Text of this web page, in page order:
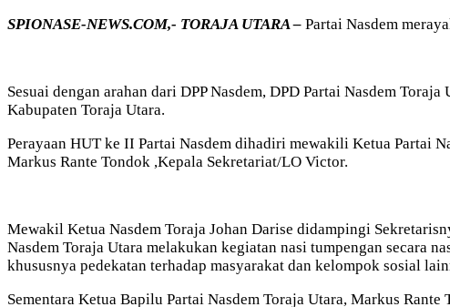
SPIONASE-NEWS.COM,- TORAJA UTARA – Partai Nasdem
Sesuai dengan arahan dari DPP Nasdem, DPD Partai Nasdem
Kabupaten Toraja Utara.
Perayaan HUT ke II Partai Nasdem dihadiri mewakili Ketua Partai
Markus Rante Tondok ,Kepala Sekretariat/LO Victor.
Mewakil Ketua Nasdem Toraja Johan Darise didampingi
Nasdem Toraja Utara melakukan kegiatan nasi tumpengan secara
khususnya pedekatan terhadap masyarakat dan kelompok sosial
Sementara Ketua Bapilu Partai Nasdem Toraja Utara, Markus